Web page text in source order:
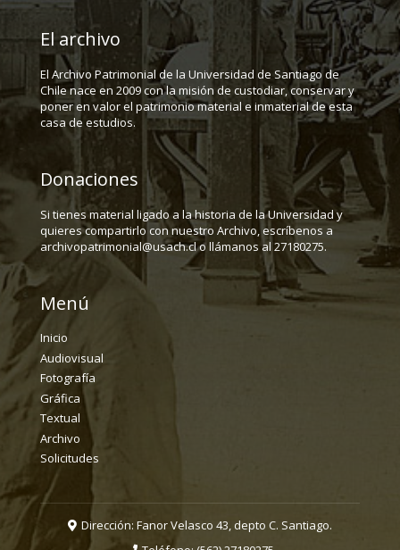
El archivo
El Archivo Patrimonial de la Universidad de Santiago de
Chile nace en 2009 con la misión de custodiar, conservar y
poner en valor el patrimonio material e inmaterial de esta
casa de estudios.
Donaciones
Si tienes material ligado a la historia de la Universidad y
quieres compartirlo con nuestro Archivo, escríbenos a
archivopatrimonial@usach.cl o llámanos al 27180275.
Menú
Inicio
Audiovisual
Fotografía
Gráfica
Textual
Archivo
Solicitudes
Dirección: Fanor Velasco 43, depto C. Santiago.